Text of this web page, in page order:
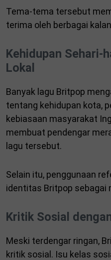
Tema-tema tersebut
terima oleh berbagai
Kehidupan Sehari-
Lokal
Banyak lagu Britpop
tentang kehidupan kota,
kebiasaan masyarakat
membuat pendengar
lagu tersebut.
Selain itu, penggunaan
identitas Britpop sebagai
Kritik Sosial
Meski terdengar ringan,
kritik sosial. Isu kelas